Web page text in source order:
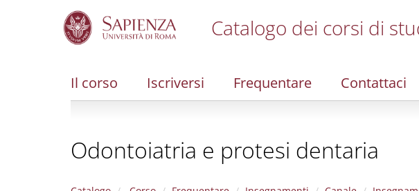
Catalogo dei corsi di
Il corso Iscriversi Frequentare Contattaci
Odontoiatria e protesi dentaria